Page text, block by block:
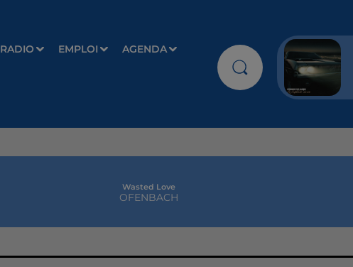
RADIO EMPLOI AGENDA
Wasted Love
OFENBACH